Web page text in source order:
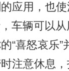
应用，也
车辆可以
“喜怒哀乐
注意休息